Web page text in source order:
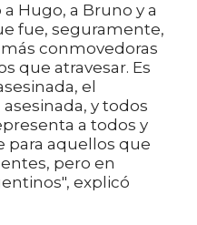
Hugo, a Bruno y a
fue, seguramente,
conmovedoras
que atravesar. Es
el
y todos
a todos y
para aquellos que
pero en
explicó